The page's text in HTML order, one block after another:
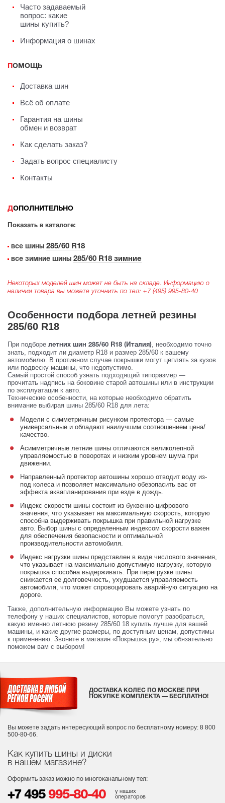
Часто задаваемый
вопрос: какие
шины купить?
Информация о шинах
ПОМОЩЬ
Доставка шин
Всё об оплате
Гарантия на шины
обмен и возврат
Как сделать заказ?
Задать вопрос специалисту
Контакты
ДОПОЛНИТЕЛЬНО
Показать в каталоге:
все шины 285/60 R18
все зимние шины 285/60 R18 зимние
Некоторых моделей шин может не быть на складе. Информацию о
наличии товара вы можете уточнить по тел: +7 (495) 995-80-40
Особенности подбора летней резины
285/60 R18
При подборе летних шин 285/60 R18 (Италия), необходимо точно
знать, подходит ли диаметр R18 и размер 285/60 к вашему
автомобилю. В противном случае покрышки могут цеплять за кузов
или подвеску машины, что недопустимо.
Самый простой способ узнать подходящий типоразмер —
прочитать надпись на боковине старой автошины или в инструкции
по эксплуатации к авто.
Технические особенности, на которые необходимо обратить
внимание выбирая шины 285/60 R18 для лета:
Модели с симметричным рисунком протектора — самые
универсальные и обладают наилучшим соотношением цена/
качество.
Асимметричные летние шины отличаются великолепной
управляемостью в поворотах и низким уровнем шума при
движении.
Направленный протектор автошины хорошо отводит воду из-
под колеса и позволяет максимально обезопасить вас от
эффекта аквапланирования при езде в дождь.
Индекс скорости шины состоит из буквенно-цифрового
значения, что указывает на максимальную скорость, которую
способна выдерживать покрышка при правильной нагрузке
авто. Выбор шины с определенным индексом скорости важен
для обеспечения безопасности и оптимальной
производительности автомобиля.
Индекс нагрузки шины представлен в виде числового значения,
что указывает на максимально допустимую нагрузку, которую
покрышка способна выдерживать. При перегрузке шины
снижается ее долговечность, ухудшается управляемость
автомобиля, что может спровоцировать аварийную ситуацию на
дороге.
Также, дополнительную информацию Вы можете узнать по
телефону у наших специалистов, которые помогут разобраться,
какую именно летнюю резину 285/60 18 купить лучше для вашей
машины, и какие другие размеры, по доступным ценам, допустимы
к применению. Звоните в магазин «Покрышка.ру», мы обязательно
поможем вам с выбором!
Как купить шины и диски
в нашем магазине?
Оформить заказ можно по многоканальному тел:
+7 495 995-80-40
у наших
операторов
ДОСТАВКА КОЛЕС ПО МОСКВЕ ПРИ
ПОКУПКЕ КОМПЛЕКТА — БЕСПЛАТНО!
Вы можете задать интересующий вопрос по бесплатному номеру: 8 800
500-80-66.